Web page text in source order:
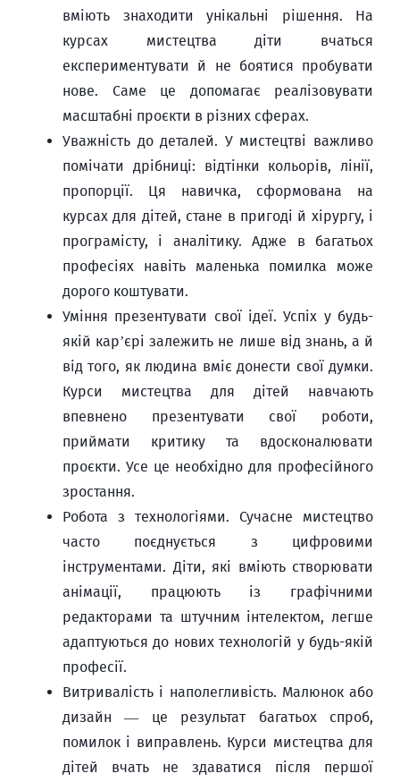
вміють знаходити унікальні рішення. На
курсах мистецтва діти вчаться
експериментувати й не боятися пробувати
нове. Саме це допомагає реалізовувати
масштабні проєкти в різних сферах.
Уважність до деталей. У мистецтві важливо
помічати дрібниці: відтінки кольорів, лінії,
пропорції. Ця навичка, сформована на
курсах для дітей, стане в пригоді й хірургу, і
програмісту, і аналітику. Адже в багатьох
професіях навіть маленька помилка може
дорого коштувати.
Уміння презентувати свої ідеї. Успіх у будь-
якій кар’єрі залежить не лише від знань, а й
від того, як людина вміє донести свої думки.
Курси мистецтва для дітей навчають
впевнено презентувати свої роботи,
приймати критику та вдосконалювати
проєкти. Усе це необхідно для професійного
зростання.
Робота з технологіями. Сучасне мистецтво
часто поєднується з цифровими
інструментами. Діти, які вміють створювати
анімації, працюють із графічними
редакторами та штучним інтелектом, легше
адаптуються до нових технологій у будь-якій
професії.
Витривалість і наполегливість. Малюнок або
дизайн — це результат багатьох спроб,
помилок і виправлень. Курси мистецтва для
дітей вчать не здаватися після першої